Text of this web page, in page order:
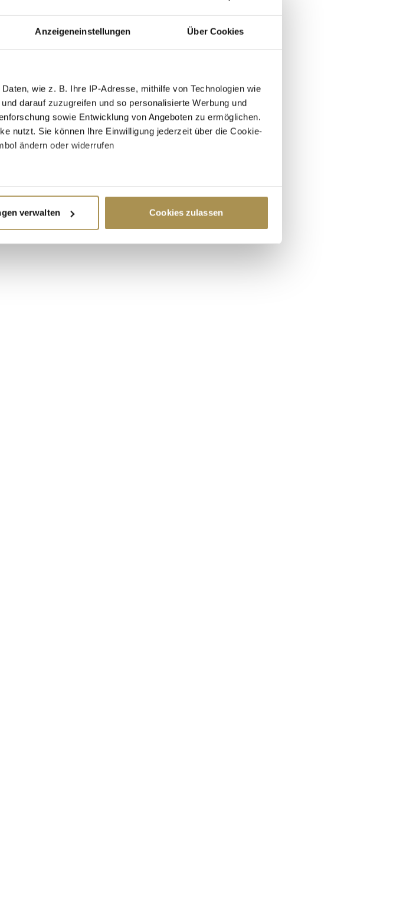
Anzeigeneinstellungen Über Cookies
wie z. B. Ihre IP-Adresse, mithilfe von Technologien wie
darauf zuzugreifen und so personalisierte Werbung und
sowie Entwicklung von Angeboten zu ermöglichen.
nutzt. Sie können Ihre Einwilligung jederzeit über die Cookie-
ändern oder widerrufen
welche bis auf einige Meter genau sein können
werden, und legen Sie Ihre Präferenzen im
Funktionen für soziale Medien anbieten zu können
geben wir Informationen zu Ihrer Verwendung unserer
Analysen weiter. Unsere Partner führen diese Informationen
bereitgestellt haben oder die sie im Rahmen Ihrer Nutzung
verwalten Cookies zulassen